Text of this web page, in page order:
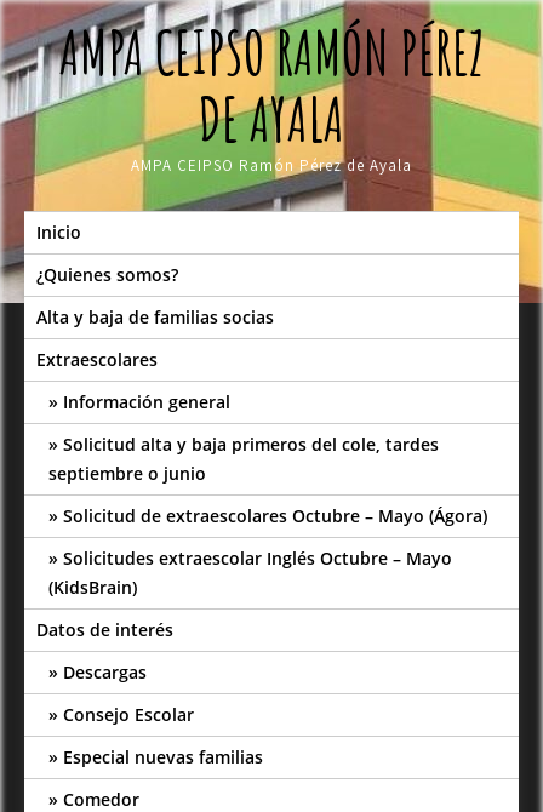
Skip
to
contentAMPA CEIPSO RAMÓN PÉREZ
DE AYALA
AMPA CEIPSO Ramón Pérez de Ayala
Inicio
¿Quienes somos?
Alta y baja de familias socias
Extraescolares
Información general
Solicitud alta y baja primeros del cole, tardes
septiembre o junio
Solicitud de extraescolares Octubre – Mayo (Ágora)
Solicitudes extraescolar Inglés Octubre – Mayo
(KidsBrain)
Datos de interés
Descargas
Consejo Escolar
Especial nuevas familias
Comedor